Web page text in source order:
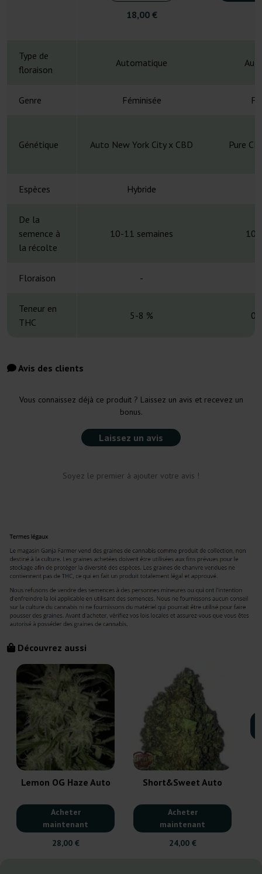
18,00 €
Type de
floraison
Automatique
Genre Féminisée
Génétique Auto New York City x CBD Pure
Espèces Hybride
De la
semence à
la récolte
10-11 semaines 10
Floraison -
Teneur en
THC
5-8 %
Avis des clients
Vous connaissez déjà ce produit ? Laissez un avis et recevez un
bonus.
Laissez un avis
Soyez le premier à ajouter votre avis !
Découvrez aussi
Lemon OG Haze Auto
Acheter
maintenant
28,00 €
Short&Sweet Auto
Acheter
maintenant
24,00 €